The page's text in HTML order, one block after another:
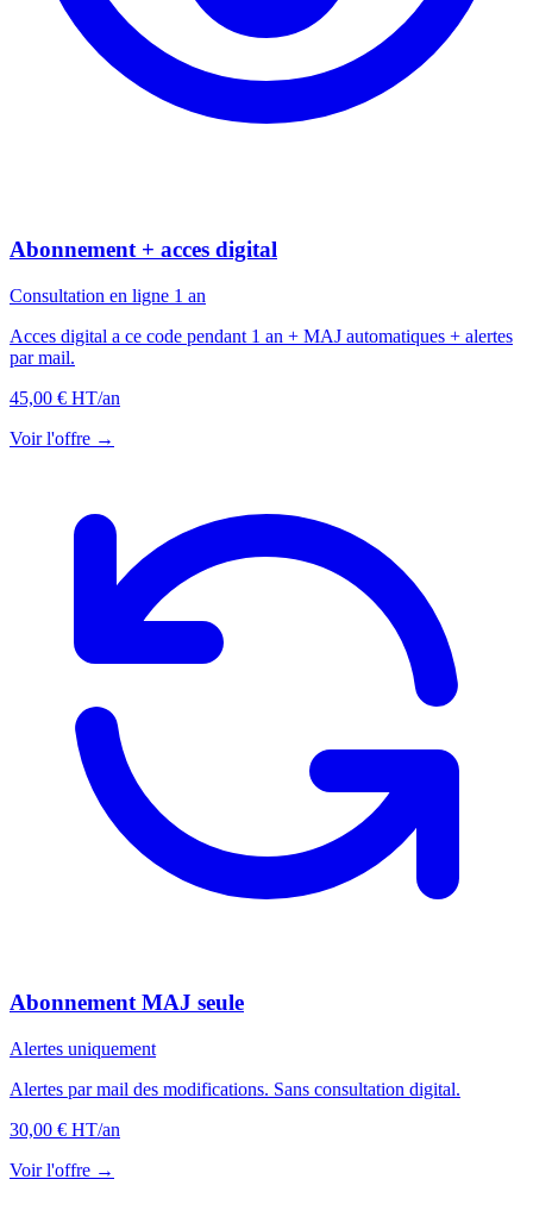
Abonnement + acces digital
Consultation en ligne 1 an
Acces digital a ce code pendant 1 an + MAJ automatiques + alertes
par mail.
45,00 € HT/an
Voir l'offre →
Abonnement MAJ seule
Alertes uniquement
Alertes par mail des modifications. Sans consultation digital.
30,00 € HT/an
Voir l'offre →